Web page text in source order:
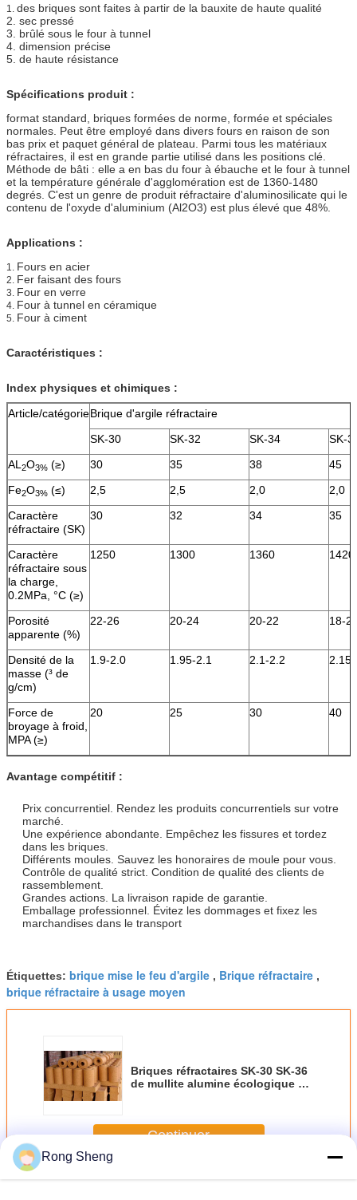
1. des briques sont faites à partir de la bauxite de haute qualité
2. sec pressé
3. brûlé sous le four à tunnel
4. dimension précise
5. de haute résistance
Spécifications produit :
format standard, briques formées de norme, formée et spéciales
normales. Peut être employé dans divers fours en raison de son
bas prix et paquet général de plateau. Parmi tous les matériaux
réfractaires, il est en grande partie utilisé dans les positions clé.
Méthode de bâti : elle a en bas du four à ébauche et le four à tunnel
et la température générale d'agglomération est de 1360-1480
degrés. C'est un genre de produit réfractaire d'aluminosilicate qui le
contenu de l'oxyde d'aluminium (Al2O3) est plus élevé que 48%.
Applications :
1. Fours en acier
2. Fer faisant des fours
3. Four en verre
4. Four à tunnel en céramique
5. Four à ciment
Caractéristiques :
Index physiques et chimiques :
Article/catégorieBrique d'argile réfractaire
SK-30
SK-32 SK-34
SK-
AL 2O3% (≥) 30 35 38
45
Fe2O3% (≤) 2,5 2,5 2,0
2,0
Caractère
réfractaire (SK)
30 32 34 35
Caractère
réfractaire sous
la charge,
0.2MPa, °C (≥)
1250 1300 1360 1420
Porosité
apparente (%)
22-26 20-24 20-22 18-
Densité de la
masse (³ de
g/cm)
1.9-2.0 1.95-2.1 2.1-2.2
Force de
broyage à froid,
MPA (≥)
20 25 30 40
Avantage compétitif :
Prix concurrentiel. Rendez les produits concurrentiels sur votre
marché.
Une expérience abondante. Empêchez les fissures et tordez
dans les briques.
Différents moules. Sauvez les honoraires de moule pour vous.
Contrôle de qualité strict. Condition de qualité des clients de
rassemblement.
Grandes actions. La livraison rapide de garantie.
Emballage professionnel. Évitez les dommages et fixez les
marchandises dans le transport
Étiquettes: brique mise le feu d'argile , Brique réfractaire ,
brique réfractaire à usage moyen
Briques réfractaires SK-30 SK-36
de mullite alumine écologique de
Continuer
PlusBrique réfractaire
Rong Sheng